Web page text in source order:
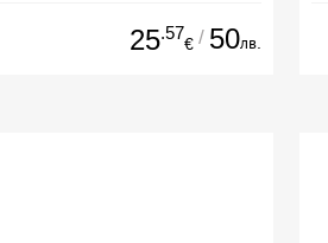
25.57
€ / 50лв.